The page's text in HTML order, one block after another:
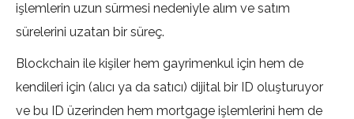
işlemlerin uzun sürmesi nedeniyle alım ve satım
sürelerini uzatan bir süreç.
Blockchain ile kişiler hem gayrimenkul için hem de
kendileri için (alıcı ya da satıcı) dijital bir ID oluşturuyor
ve bu ID üzerinden hem mortgage işlemlerini hem de